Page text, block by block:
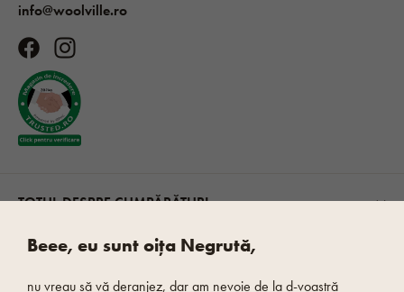
info@woolville.ro
TOTUL DESPRE CUMPĂRĂTURI
Beee, eu sunt oița Negrută,
nu vreau să vă deranjez, dar am nevoie de la d-voastră